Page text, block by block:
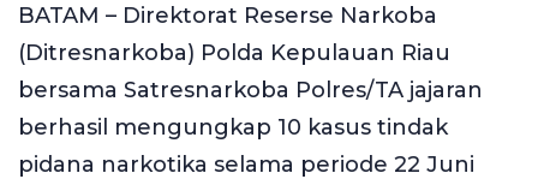
‎BATAM – Direktorat Reserse Narkoba
(Ditresnarkoba) Polda Kepulauan Riau
bersama Satresnarkoba Polres/TA jajaran
berhasil mengungkap 10 kasus tindak
pidana narkotika selama periode 22 Juni